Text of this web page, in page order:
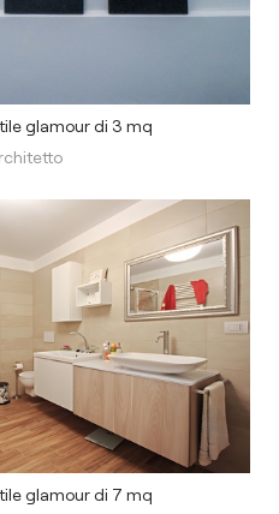
glamour di 3 mq
glamour di 7 mq